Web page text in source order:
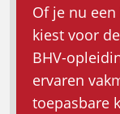
Of je nu
kiest voor
BHV-
ervaren
toepasbare